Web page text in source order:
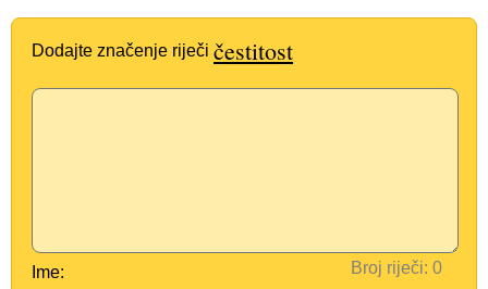
Dodajte značenje riječi čestitost
Broj riječi:
Ime: